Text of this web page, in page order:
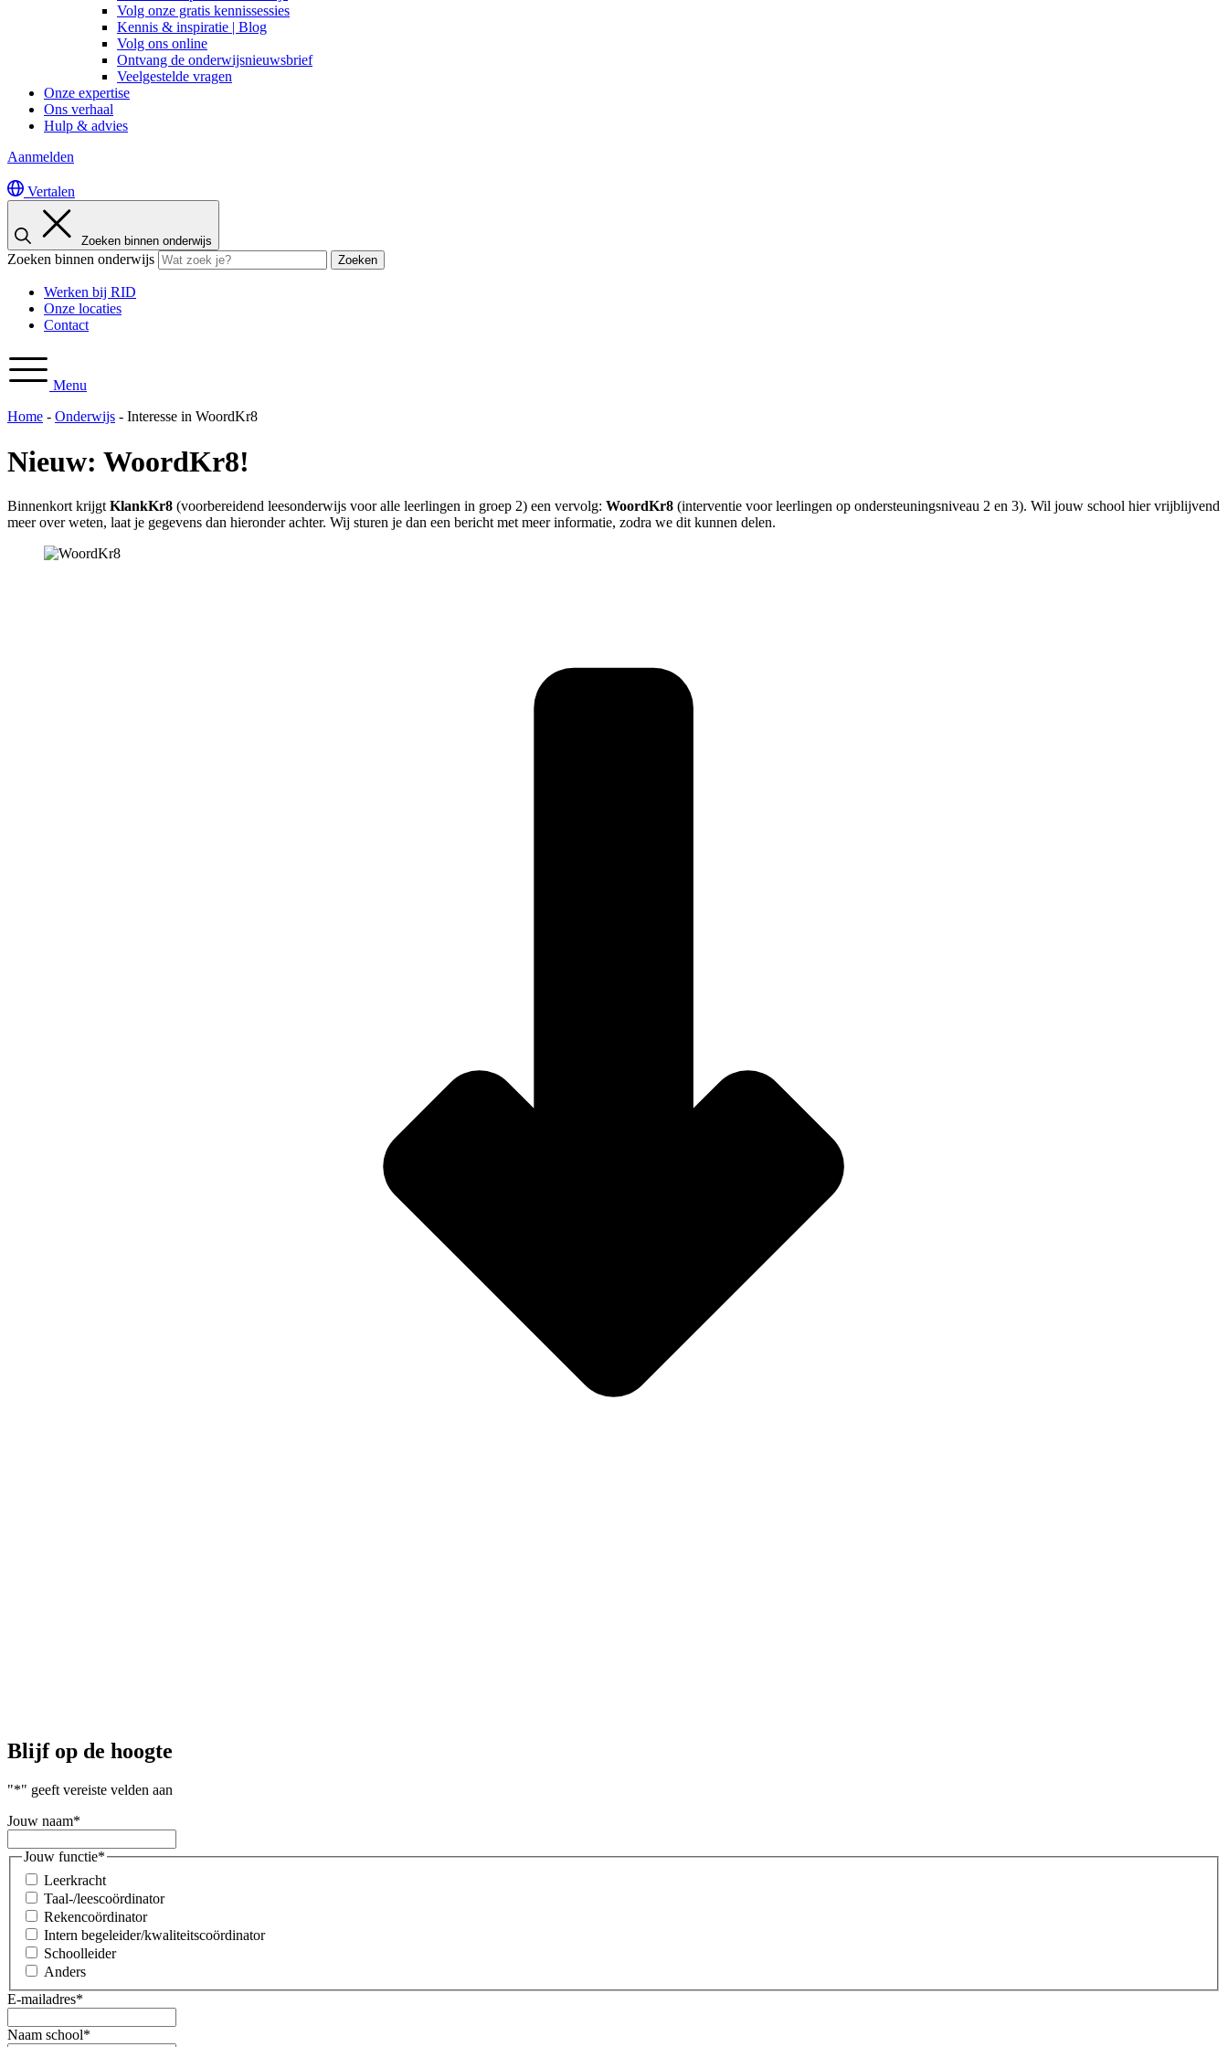
Volg onze gratis kennissessies
Kennis & inspiratie | Blog
Volg ons online
Ontvang de onderwijsnieuwsbrief
Veelgestelde vragen
Onze expertise
Ons verhaal
Hulp & advies
Aanmelden
Vertalen
Zoeken binnen onderwijs
Zoeken binnen onderwijs Zoeken
Werken bij RID
Onze locaties
Contact
Menu
Home - Onderwijs - Interesse in WoordKr8
Nieuw: WoordKr8!
Binnenkort krijgt KlankKr8 (voorbereidend leesonderwijs voor alle leerlingen in groep 2) een vervolg: WoordKr8 (interventie voor leerlingen op ondersteuningsniveau 2 en 3). Wil jouw school hier vrijblijvend
meer over weten, laat je gegevens dan hieronder achter. Wij sturen je dan een bericht met meer informatie, zodra we dit kunnen delen.
Blijf op de hoogte
"*" geeft vereiste velden aan
Jouw naam*
Jouw functie*
Leerkracht
Taal-/leescoördinator
Rekencoördinator
Intern begeleider/kwaliteitscoördinator
Schoolleider
Anders
E-mailadres*
Naam school*